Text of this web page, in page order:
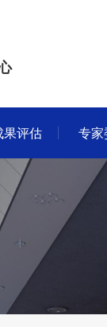
评估 专